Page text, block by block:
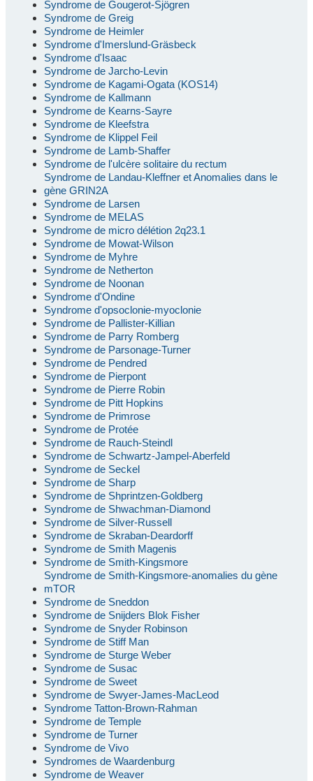
Syndrome de Gougerot-Sjögren
Syndrome de Greig
Syndrome de Heimler
Syndrome d'Imerslund-Gräsbeck
Syndrome d'Isaac
Syndrome de Jarcho-Levin
Syndrome de Kagami-Ogata (KOS14)
Syndrome de Kallmann
Syndrome de Kearns-Sayre
Syndrome de Kleefstra
Syndrome de Klippel Feil
Syndrome de Lamb-Shaffer
Syndrome de l'ulcère solitaire du rectum
Syndrome de Landau-Kleffner et Anomalies dans le
gène GRIN2A
Syndrome de Larsen
Syndrome de MELAS
Syndrome de micro délétion 2q23.1
Syndrome de Mowat-Wilson
Syndrome de Myhre
Syndrome de Netherton
Syndrome de Noonan
Syndrome d'Ondine
Syndrome d'opsoclonie-myoclonie
Syndrome de Pallister-Killian
Syndrome de Parry Romberg
Syndrome de Parsonage-Turner
Syndrome de Pendred
Syndrome de Pierpont
Syndrome de Pierre Robin
Syndrome de Pitt Hopkins
Syndrome de Primrose
Syndrome de Protée
Syndrome de Rauch-Steindl
Syndrome de Schwartz-Jampel-Aberfeld
Syndrome de Seckel
Syndrome de Sharp
Syndrome de Shprintzen-Goldberg
Syndrome de Shwachman-Diamond
Syndrome de Silver-Russell
Syndrome de Skraban-Deardorff
Syndrome de Smith Magenis
Syndrome de Smith-Kingsmore
Syndrome de Smith-Kingsmore-anomalies du gène
mTOR
Syndrome de Sneddon
Syndrome de Snijders Blok Fisher
Syndrome de Snyder Robinson
Syndrome de Stiff Man
Syndrome de Sturge Weber
Syndrome de Susac
Syndrome de Sweet
Syndrome de Swyer-James-MacLeod
Syndrome Tatton-Brown-Rahman
Syndrome de Temple
Syndrome de Turner
Syndrome de Vivo
Syndromes de Waardenburg
Syndrome de Weaver